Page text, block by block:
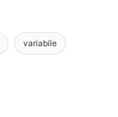
variabile